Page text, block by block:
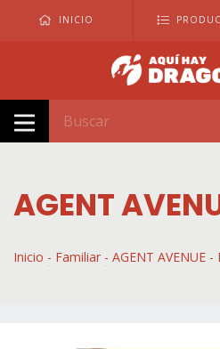
INICIO
AGENT
Inicio - Familiar - AGENT AVENUE -